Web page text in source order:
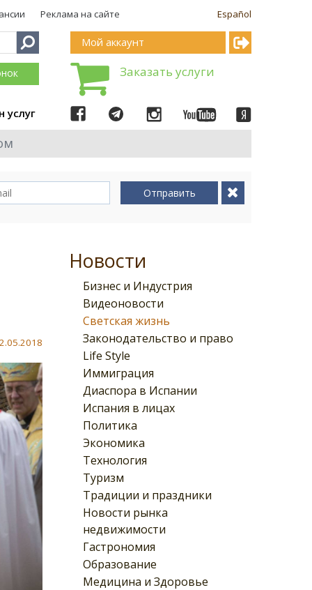
Español
Реклама на сайте
услуг
Мой аккаунт
Заказать услуги
Отправить
Новости
Бизнес и Индустрия
Видеоновости
Светская жизнь
Законодательство и право
Life Style
Иммиграция
Диаспора в Испании
Испания в лицах
Политика
Экономика
Технология
Туризм
Традиции и праздники
Новости рынка
недвижимости
Гастрономия
Образование
Медицина и Здоровье